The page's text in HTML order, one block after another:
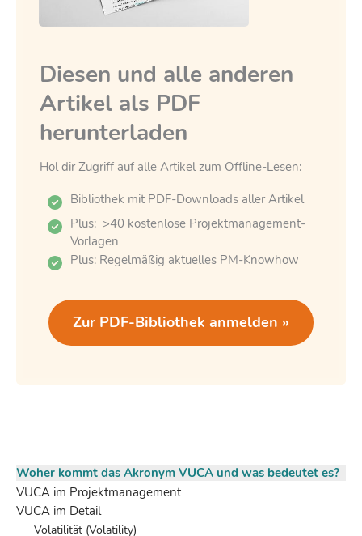
Woher kommt das Akronym VUCA und was bedeutet es?
VUCA im Projektmanagement
VUCA im Detail
Volatilität (Volatility)
Diesen und alle anderen
Artikel als PDF
herunterladen
Hol dir Zugriff auf alle Artikel zum Offline-Lesen:
Bibliothek mit PDF-Downloads aller Artikel
Plus: >40 kostenlose Projektmanagement-
Vorlagen
Plus: Regelmäßig aktuelles PM-Knowhow
Zur PDF-Bibliothek anmelden »